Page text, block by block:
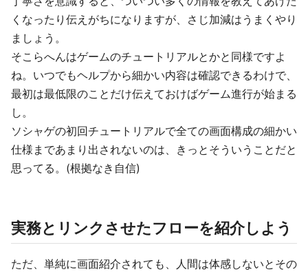
くなったり伝えがちになりますが、さじ加減はうまくやり
ましょう。
そこらへんはゲームのチュートリアルとかと同様ですよ
ね。いつでもヘルプから細かい内容は確認できるわけで、
最初は最低限のことだけ伝えておけばゲーム進行が始まる
し。
ソシャゲの初回チュートリアルで全ての画面構成の細かい
仕様まであまり出されないのは、きっとそういうことだと
思ってる。(根拠なき自信)
実務とリンクさせたフローを紹介しよう
ただ、単純に画面紹介されても、人間は体感しないとその